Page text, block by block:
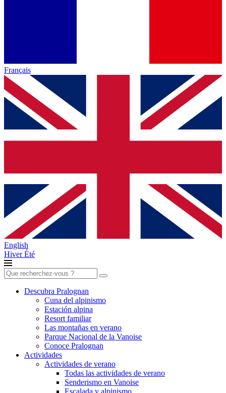
Français
English
HiverÉté
Buscar:
Descubra Pralognan
Cuna del alpinismo
Estación alpina
Resort familiar
Las montañas en verano
Parque Nacional de la Vanoise
Conoce Pralognan
Actividades
Actividades de verano
Todas las actividades de verano
Senderismo en Vanoise
Escalada y alpinismo